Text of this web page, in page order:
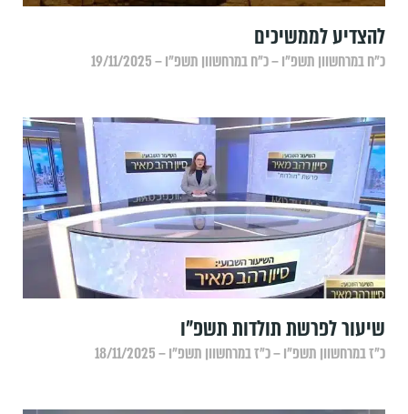
להצדיע לממשיכים
כ״ח במרחשוון תשפ״ו – כ״ח במרחשוון תשפ״ו – 19/11/2025
שיעור לפרשת תולדות תשפ"ו
כ״ז במרחשוון תשפ״ו – כ״ז במרחשוון תשפ״ו – 18/11/2025